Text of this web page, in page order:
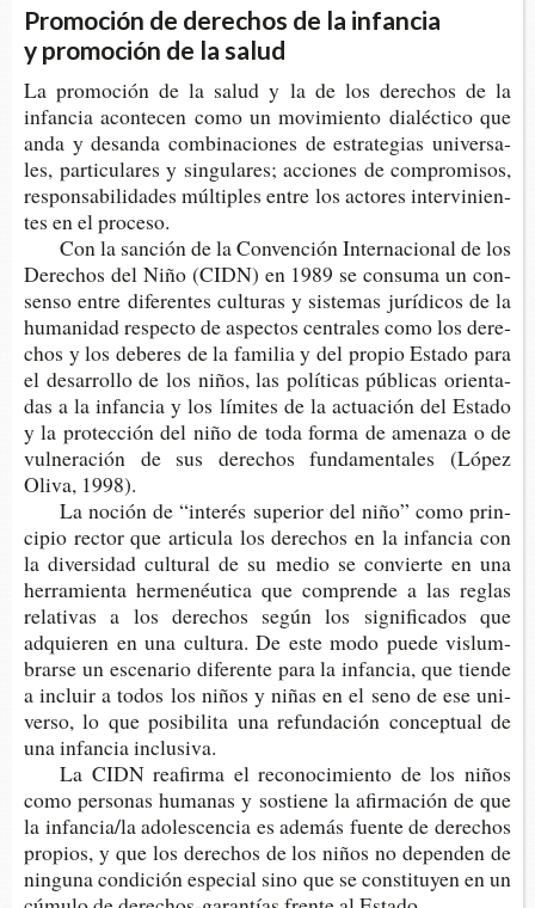
Promoción de derechos de la infancia
y promoción de la salud
La pro­mo­ción de la salud y la de los dere­chos de la
infan­cia acon­te­cen como un movi­mien­to dia­léc­ti­co que
anda y des­an­da com­bi­na­cio­nes de estra­te­gias uni­ver­sa­
les, par­ti­cu­la­res y sin­gu­la­res; accio­nes de com­pro­mi­sos,
res­pon­sa­bi­li­da­des múl­ti­ples entre los acto­res inter­vi­nien­
tes en el proceso.
Con la san­ción de la Con­ven­ción Inter­na­cio­nal de los
Dere­chos del Niño (CIDN) en 1989 se con­su­ma un con­
sen­so entre dife­ren­tes cul­tu­ras y sis­te­mas jurí­di­cos de la
huma­ni­dad res­pec­to de aspec­tos cen­tra­les como los dere­
chos y los debe­res de la fami­lia y del pro­pio Esta­do para
el desa­rro­llo de los niños, las polí­ti­cas públi­cas orien­ta­
das a la infan­cia y los lími­tes de la actua­ción del Esta­do
y la pro­tec­ción del niño de toda forma de ame­na­za o de
vul­ne­ra­ción de sus dere­chos fun­da­men­ta­les (López
Oliva, 1998).
La noción de “inte­rés supe­rior del niño” como prin­
ci­pio rec­tor que arti­cu­la los dere­chos en la infan­cia con
la diver­si­dad cul­tu­ral de su medio se con­vier­te en una
herra­mien­ta her­me­néu­ti­ca que com­pren­de a las reglas
rela­ti­vas a los dere­chos según los sig­ni­fi­ca­dos que
adquie­ren en una cul­tu­ra. De este modo puede vis­lum­
brar­se un esce­na­rio dife­ren­te para la infan­cia, que tien­de
a incluir a todos los niños y niñas en el seno de ese uni­
ver­so, lo que posi­bi­li­ta una refun­da­ción con­cep­tual de
una infan­cia inclusiva.
La CIDN reafir­ma el reco­no­ci­mien­to de los niños
como per­so­nas huma­nas y sos­tie­ne la afir­ma­ción de que
la infan­cia/la ado­les­cen­cia es ade­más fuen­te de dere­chos
pro­pios, y que los dere­chos de los niños no depen­den de
nin­gu­na con­di­ción espe­cial sino que se cons­ti­tu­yen en un